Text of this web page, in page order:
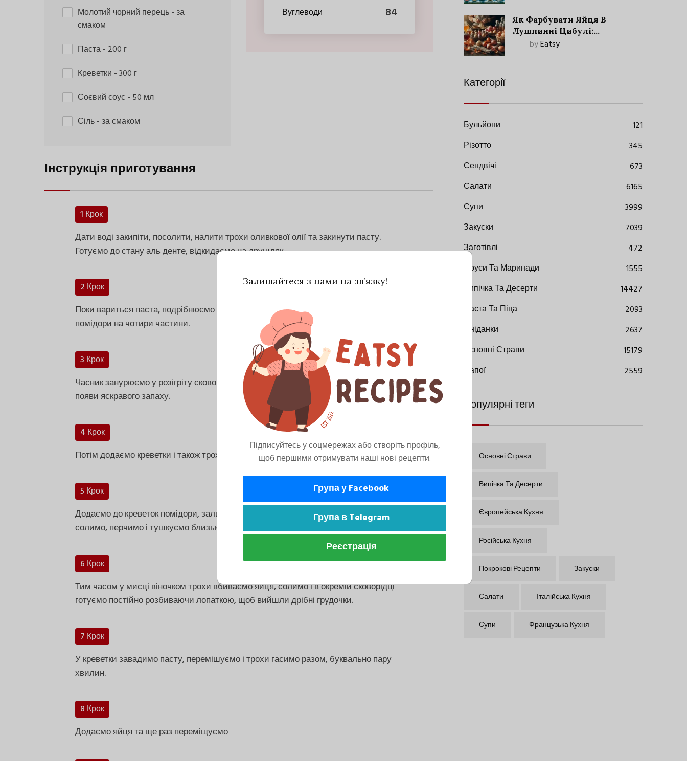
Молотий чорний перець- за
смаком
Паста- 200 г
Креветки - 300 г
Соєвий соус- 50 мл
Сіль- за смаком
Вуглеводи 84
Інструкція приготування
1 Крок
Дати воді закипіти, посолити, налити трохи оливкової олії та закинути пасту.
Готуємо до стану аль денте, відкидаємо на друшляк
2 Крок
Поки вариться паста, подрібнюємо часник, очищаємо креветки, розрізаємо
помідори на чотири частини.
3 Крок
Часник занурюємо у розігріту сковорідку з невеликою кількістю олії та смажимо до
появи яскравого запаху.
4 Крок
Потім додаємо креветки і також трохи обсмажуємо пару хвилин.
5 Крок
Додаємо до креветок помідори, заливаємо соєвий соус, якщо необхідно, то
солимо, перчимо і тушкуємо близько 8 хвилин.
6 Крок
Тим часом у мисці віночком трохи вбиваємо яйця, солимо і в окремій сковорідці
готуємо постійно розбиваючи лопаткою, щоб вийшли дрібні грудочки.
7 Крок
У креветки завадимо пасту, перемішуємо і трохи гасимо разом, буквально пару
хвилин.
8 Крок
Додаємо яйця та ще раз переміщуємо
Як Фарбувати Яйця В
Лушпинні Цибулі:
Старовинний Метод З
byEatsy
Категорії
Бульйони
121
Різотто
345
Сендвічі
673
Салати
6165
Супи
3999
Закуски
7039
Заготівлі
472
Соуси Та Маринади
1555
Випічка Та Десерти
14427
Паста Та Піца
2093
Сніданки
2637
Основні Страви
15179
Напої
2559
Популярні теги
Основні Страви
Випічка Та Десерти
Європейська Кухня
Російська Кухня
Покрокові Рецепти Закуски
Салати Італійська Кухня
Супи Французька Кухня
Залишайтеся з нами на зв’язку!
Підписуйтесь у соцмережах або створіть профіль,
щоб першими отримувати наші нові рецепти.
Група у Facebook
Група в Telegram
Реєстрація